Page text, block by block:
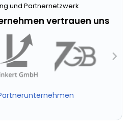
und Partnernetzwerk
vertrauen uns